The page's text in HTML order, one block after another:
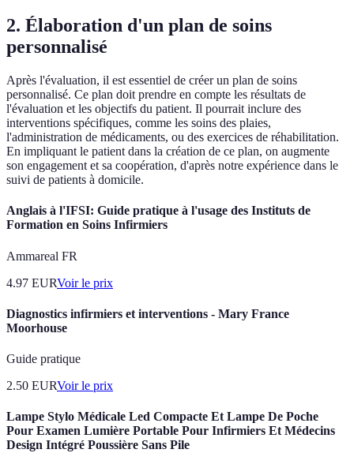
2. Élaboration d'un plan de soins
personnalisé
Après l'évaluation, il est essentiel de créer un plan de soins
personnalisé. Ce plan doit prendre en compte les résultats de
l'évaluation et les objectifs du patient. Il pourrait inclure des
interventions spécifiques, comme les soins des plaies,
l'administration de médicaments, ou des exercices de réhabilitation.
En impliquant le patient dans la création de ce plan, on augmente
son engagement et sa coopération, d'après notre expérience dans le
suivi de patients à domicile.
Anglais à l'IFSI: Guide pratique à l'usage des Instituts de
Formation en Soins Infirmiers
Ammareal FR
4.97 EURVoir le prix
Diagnostics infirmiers et interventions - Mary France
Moorhouse
Guide pratique
2.50 EURVoir le prix
Lampe Stylo Médicale Led Compacte Et Lampe De Poche
Pour Examen Lumière Portable Pour Infirmiers Et Médecins
Design Intégré Poussière Sans Pile